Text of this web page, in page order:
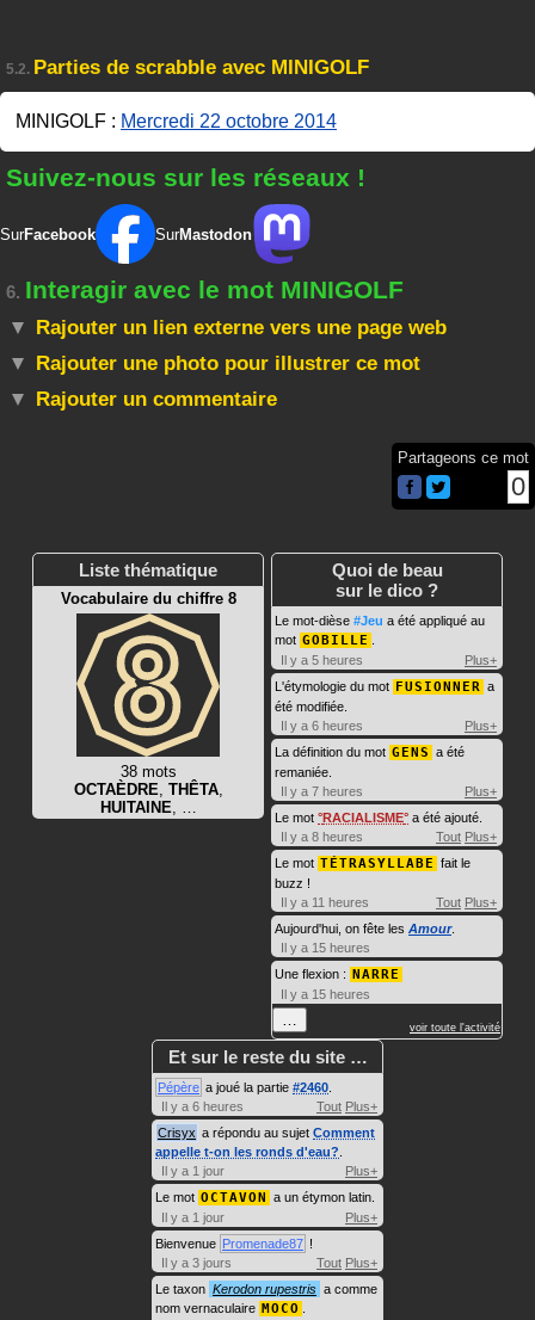
5.2. Parties de scrabble avec MINIGOLF
MINIGOLF : Mercredi 22 octobre 2014
Suivez-nous sur les réseaux !
SurFacebook SurMastodon
6. Interagir avec le mot MINIGOLF
Rajouter un lien externe vers une page web
Rajouter une photo pour illustrer ce mot
Rajouter un commentaire
Partageons ce mot
0
Liste thématique
Vocabulaire du chiffre 8
38 mots
OCTAÈDRE, THÊTA,
HUITAINE, …
Quoi de beau
sur le dico ?
Le mot-dièse #Jeu a été appliqué au
mot GOBILLE
Il y a 5 heures
Plus+
L'étymologie du mot FUSIONNER a
été modifiée.
Il y a 6 heures
Plus+
La définition du mot GENS a été
remaniée.
Il y a 7 heures
Plus+
Le mot RACIALISME a été ajouté.
Il y a 8 heures
Tout Plus+
Le mot TÉTRASYLLABE fait le
buzz !
Il y a 11 heures
Tout Plus+
Aujourd'hui, on fête les Amour.
Il y a 15 heures
Une flexion : NARRE
Il y a 15 heures
… voir toute l'activité
Et sur le reste du site …
Pépère a joué la partie #2460
Il y a 6 heures
Tout Plus+
Crisyx a répondu au sujet Comment
appelle t-on les ronds d'eau?
Il y a 1 jour
Plus+
Le mot OCTAVON a un étymon latin.
Il y a 1 jour
Plus+
Bienvenue Promenade87 !
Il y a 3 jours
Tout Plus+
Le taxon Kerodon rupestris a comme
nom vernaculaire MOCO